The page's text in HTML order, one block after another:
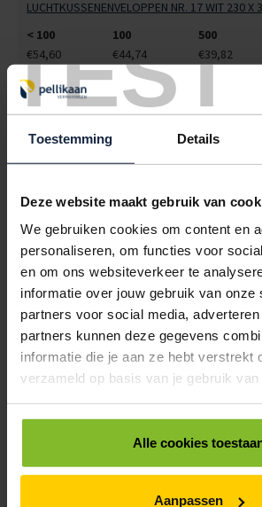
TEST
Toestemming Details
Deze website maakt gebruik van
We gebruiken cookies om content en
personaliseren, om functies voor
en om ons websiteverkeer te
informatie over jouw gebruik van onze
partners voor social media,
partners kunnen deze gegevens
informatie die je aan ze hebt verstrekt
verzameld op basis van je gebruik
Alle cookies
Aanpassen
LUCHTKUSSENENVELOPPEN NR. 17 WIT 230 X
< 100
100 500
€54,60
€44,74 €39,82
9104108
LUCHTKUSSENENVELOPPEN NR. 19 WIT 300 X
< 100
100 500
€77,22
€64,35 €51,48
9104111 €0,00
LUCHTKUSSENENVELOPPEN NR. 20 WIT 350 X
€91,38
€76,15 €60,92